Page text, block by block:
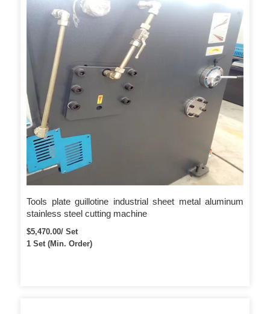
gikan sa Siemens Germany. Ngalan sa Mga Part sa Makina:
Blade Carrier Beam Brand: HUANTU Tanan nga HUANTU
standard shearing machine backside naggamit sa back silder,
nga makapasayon sa trabahante sa pagkuha sa materyal
human sa pagputol.
Tools plate guillotine industrial sheet metal aluminum
stainless steel cutting machine
$5,470.00/ Set
1 Set (Min. Order)